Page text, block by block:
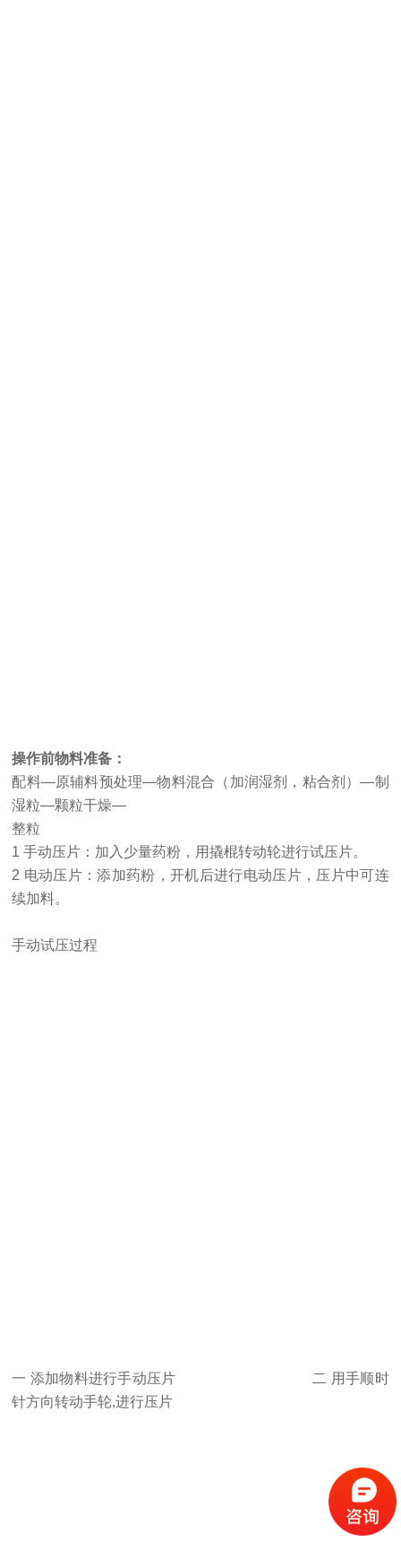
操作前物料准备：
配料—原辅料预处理—物料混合（加润湿剂，粘合剂）—制
湿粒—颗粒干燥—
整粒
1 手动压片：加入少量药粉，用撬棍转动轮进行试压片。
2 电动压片：添加药粉，开机后进行电动压片，压片中可连
续加料。
手动试压过程
一 添加物料进行手动压片 二 用手顺时
针方向转动手轮,进行压片